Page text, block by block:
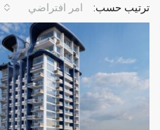
ترتيب حسب: امر افتراضي